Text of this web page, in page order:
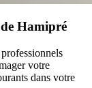
Hamipré
votre
dans votre